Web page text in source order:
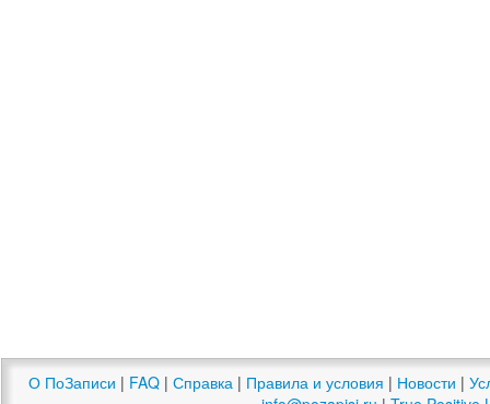
О ПоЗаписи | FAQ | Справка | Правила и условия | Новости |